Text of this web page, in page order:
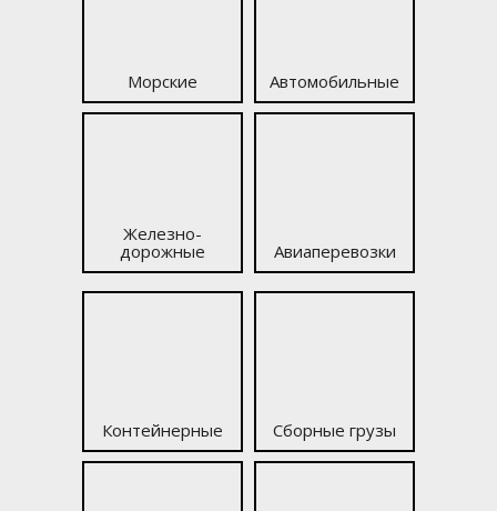
Морские Автомобильные
Железно­
дорожные
Авиаперевозки
Контейнерные Сборные грузы